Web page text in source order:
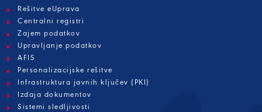
Rešitve eUprava
Centralni registri
Zajem podatkov
Upravljanje podatkov
AFIS
Personalizacijske rešitve
Infrastruktura javnih ključev (PKI)
Izdaja dokumentov
Sistemi sledljivosti